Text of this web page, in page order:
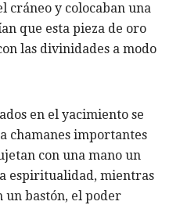
cráneo y colocaban una
que esta pieza de oro
las divinidades a modo
en el yacimiento se
chamanes importantes
con una mano un
espiritualidad, mientras
un bastón, el poder